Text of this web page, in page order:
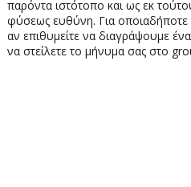
παρόντα ιστότοπο και ως εκ
φύσεως ευθύνη. Για οποιαδήποτε
αν επιθυμείτε να διαγράψουμε
να στείλετε το μήνυμα σας στο